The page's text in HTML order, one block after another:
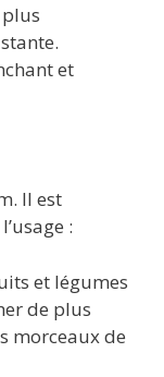
et
Il est
:
et légumes
de plus
morceaux de